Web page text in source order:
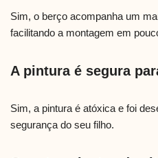
Sim, o berço acompanha um
facilitando a montagem em
A pintura é segura
Sim, a pintura é atóxica e foi
segurança do seu filho.